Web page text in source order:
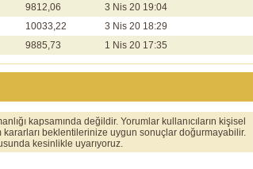
9812,06
3 Nis 20 19:04
10033,22
3 Nis 20 18:29
9885,73 1 Nis 20 17:35
kapsamında değildir. Yorumlar kullanıcıların kişisel
kararları beklentilerinize uygun sonuçlar doğurmayabilir.
kesinlikle uyarıyoruz.